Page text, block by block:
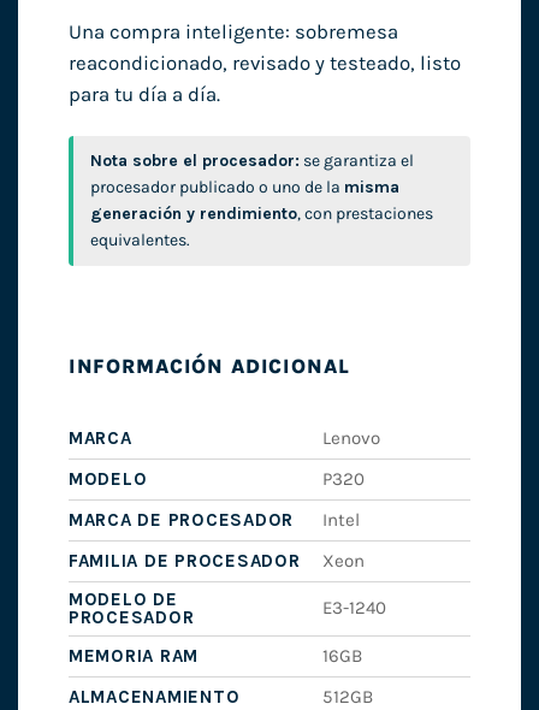
Una compra inteligente: sobremesa
reacondicionado, revisado y testeado, listo
para tu día a día.
Nota sobre el procesador: se garantiza el
procesador publicado o uno de la misma
generación y rendimiento, con prestaciones
equivalentes.
INFORMACIÓN ADICIONAL
MARCA
Lenovo
MODELO
P320
MARCA DE PROCESADOR
Intel
FAMILIA DE PROCESADOR
Xeon
MODELO DE
PROCESADOR
E3-1240
MEMORIA RAM
16GB
ALMACENAMIENTO
512GB